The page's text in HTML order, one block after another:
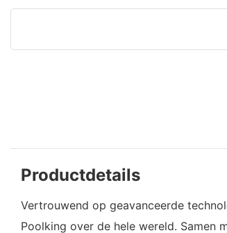
Productdetails
Vertrouwend op geavanceerde
Poolking over de hele wereld.